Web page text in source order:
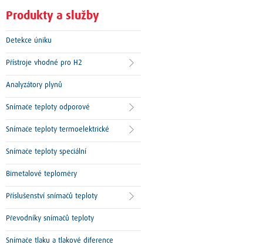
Produkty a služby
Detekce úniku
Přístroje vhodné pro H2
Analyzátory plynů
Snímače teploty odporové
Snímače teploty termoelektrické
Snímače teploty speciální
Bimetalové teploměry
Příslušenství snímačů teploty
Převodníky snímačů teploty
Snímače tlaku a tlakové diference